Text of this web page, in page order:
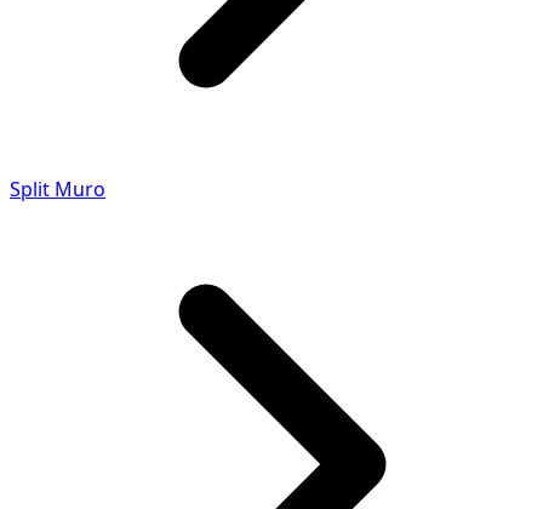
Split Muro